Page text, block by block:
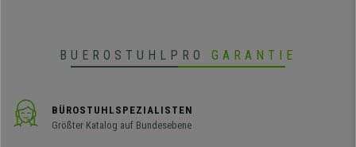
BUEROSTUHLPRO GARANTIE
BÜROSTUHLSPEZIALISTEN
Größter Katalog auf Bundesebene